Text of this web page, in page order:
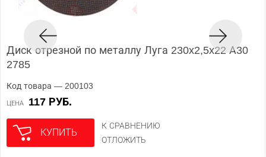
Диск отрезной по металлу Луга 230x2,5x22 А30
2785
Код товара — 200103
ЦЕНА 117 РУБ.
КУПИТЬ
К СРАВНЕНИЮ
ОТЛОЖИТЬ